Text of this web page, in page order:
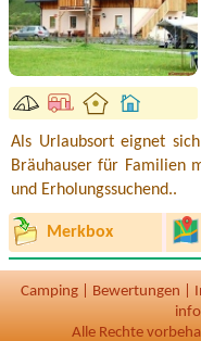
Als Urlaubsort eignet
Bräuhauser für Familien
und Erholungssuchend..
Merkbox
Camping Bewertungen
Alle Rechte